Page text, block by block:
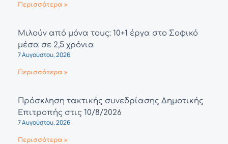
Περισσότερα »
Μιλούν από μόνα τους: 10+1 έργα στο Σοφικό
μέσα σε 2,5 χρόνια
7 Αυγούστου, 2026
Περισσότερα »
Πρόσκληση τακτικής συνεδρίασης Δημοτικής
Επιτροπής στις 10/8/2026
7 Αυγούστου, 2026
Περισσότερα »